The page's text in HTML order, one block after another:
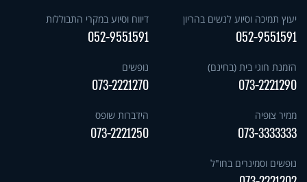
יעוץ תמיכה וסיוע לנשים בהריון
052-9551591
דיווח וסיוע במקרי התבוללות
052-9551591
הזמנת חוגי בית (בחינם)
073-2221290
נופשים
073-2221270
ממיר צופיה
073-3333333
הידברות שופס
073-2221250
נופשים וסמינרים בחו"ל